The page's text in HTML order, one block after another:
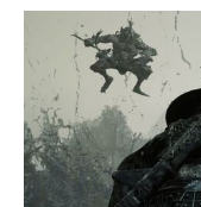
elementos de
inspirada na